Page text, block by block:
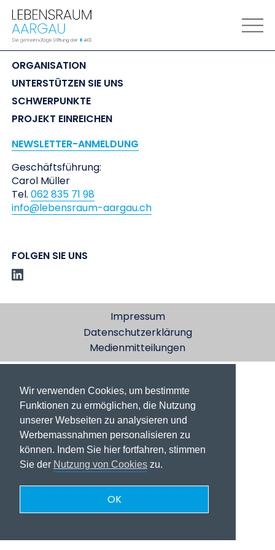
LEBENSRAUM
AARGAU
ORGANISATION
UNTERSTÜTZEN SIE UNS
SCHWERPUNKTE
PROJEKT EINREICHEN
NEWSLETTER-ANMELDUNG
Geschäftsführung:
Carol Müller
Tel. 062 835 71 98
info@lebensraum-aargau.ch
FOLGEN SIE UNS
Impressum
Datenschutzerklärung
Medienmitteilungen
Wir verwenden Cookies, um bestimmte
Funktionen zu ermöglichen, die Nutzung
unserer Webseiten zu analysieren und
Werbemassnahmen personalisieren zu
können. Indem Sie hier fortfahren, stimmen
Sie der Nutzung von Cookies zu.
OK